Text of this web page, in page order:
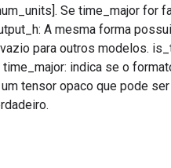
Se time_major for
A mesma forma
para outros modelos.
indica se o
tensor opaco que pode